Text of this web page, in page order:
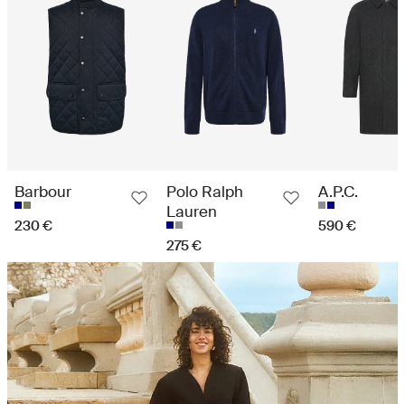
Barbour
230 €
Polo Ralph
Lauren
275 €
A.P.C.
590 €
Huippuluokan ostokokemus